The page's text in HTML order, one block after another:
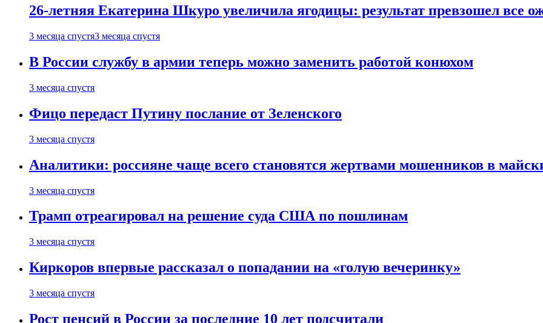
26-летняя Екатерина Шкуро увеличила ягодицы: результат превзошел все
3 месяца спустя3 месяца спустя
В России службу в армии теперь можно заменить работой конюхом
3 месяца спустя
Фицо передаст Путину послание от Зеленского
3 месяца спустя
Аналитики: россияне чаще всего становятся жертвами мошенников в
3 месяца спустя
Трамп отреагировал на решение суда США по пошлинам
3 месяца спустя
Киркоров впервые рассказал о попадании на «голую вечеринку»
3 месяца спустя
Рост пенсий в России за последние 10 лет подсчитали